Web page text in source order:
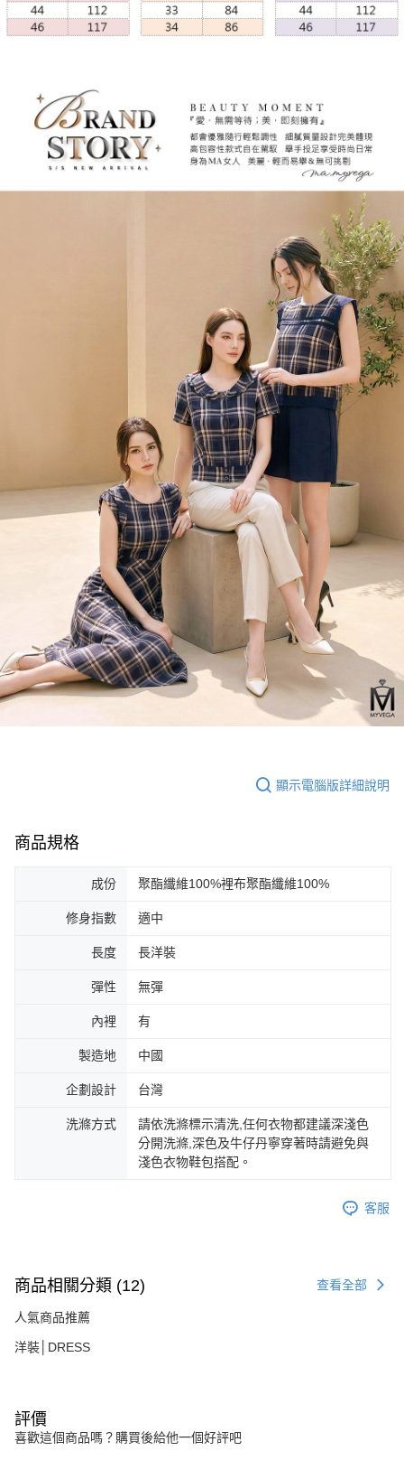
顯示電腦版詳細說明
商品規格
成份 聚酯纖維100%裡布聚酯纖維100%
修身指數 適中
長度 長洋裝
彈性 無彈
內裡 有
製造地 中國
企劃設計 台灣
洗滌方式
請依洗滌標示清洗,任何衣物都建議深淺色
分開洗滌,深色及牛仔丹寧穿著時請避免與
淺色衣物鞋包搭配。
客服
商品相關分類 (12) 查看全部
人氣商品推薦
洋裝│DRESS
評價
喜歡這個商品嗎？購買後給他一個好評吧